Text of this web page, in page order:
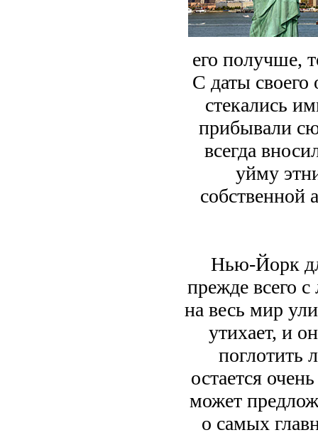
его получше,
С даты
стекались
прибывали
всегда
уйму
собственной
Нью-Йорк
прежде всего
на весь мир
утихает, и
поглотить
остается
может
о самых